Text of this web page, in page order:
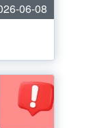
06-08